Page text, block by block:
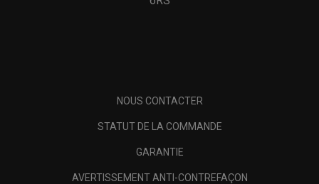
NOUS CONTACTER
STATUT DE LA COMMANDE
GARANTIE
AVERTISSEMENT ANTI-CONTREFAÇON